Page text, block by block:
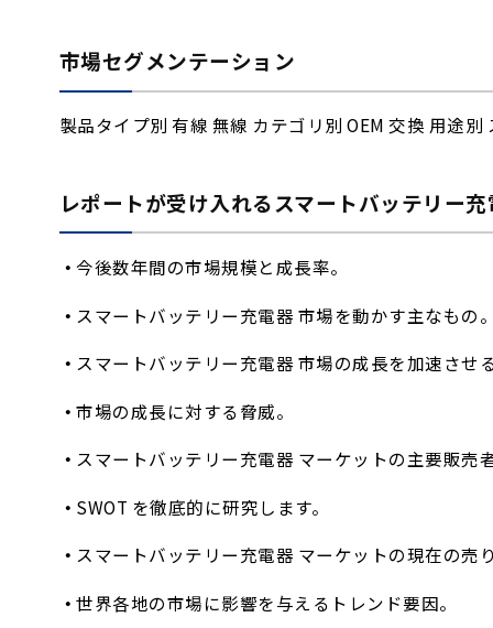
市場セグメンテーション
製品タイプ別 有線 無線 カテゴリ別 OEM 交換 用途
レポートが受け入れるスマートバッテリー
今後数年間の市場規模と成長率。
スマートバッテリー充電器 市場を動かす主なもの
スマートバッテリー充電器 市場の成長を加速させ
市場の成長に対する脅威。
スマートバッテリー充電器 マーケットの主要販売
SWOT を徹底的に研究します。
スマートバッテリー充電器 マーケットの現在の売
世界各地の市場に影響を与えるトレンド要因。